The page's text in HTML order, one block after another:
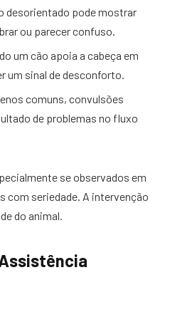
desorientado pode mostrar
ou parecer confuso.
um cão apoia a cabeça em
um sinal de desconforto.
comuns, convulsões
de problemas no fluxo
se observados em
com seriedade. A intervenção
do animal.